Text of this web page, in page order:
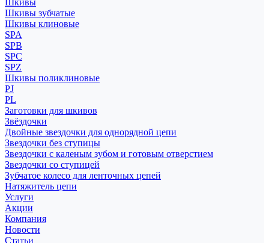
Шкивы
Шкивы зубчатые
Шкивы клиновые
SPA
SPB
SPC
SPZ
Шкивы поликлиновые
PJ
PL
Заготовки для шкивов
Звёздочки
Двойные звездочки для однорядной цепи
Звездочки без ступицы
Звездочки с каленым зубом и готовым отверстием
Звездочки со ступицей
Зубчатое колесо для ленточных цепей
Натяжитель цепи
Услуги
Акции
Компания
Новости
Статьи